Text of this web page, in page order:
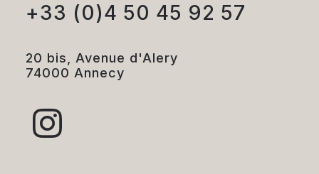
+33 (0)4 50 45 92 57
20 bis, Avenue d'Alery
74000 Annecy